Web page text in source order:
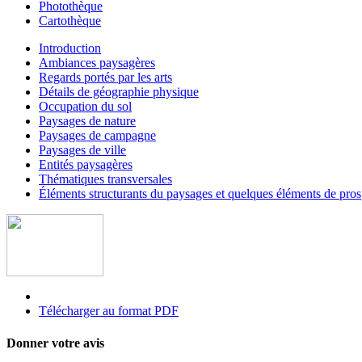
Photothèque
Cartothèque
Introduction
Ambiances paysagères
Regards portés par les arts
Détails de géographie physique
Occupation du sol
Paysages de nature
Paysages de campagne
Paysages de ville
Entités paysagères
Thématiques transversales
Éléments structurants du paysages et quelques éléments de
Télécharger au format PDF
Donner votre avis